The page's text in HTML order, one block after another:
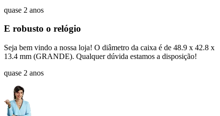
quase 2 anos
E robusto o relógio
Seja bem vindo a nossa loja! O diâmetro da caixa é de 48.9 x 42.8 x
13.4 mm (GRANDE). Qualquer dúvida estamos a disposição!
quase 2 anos